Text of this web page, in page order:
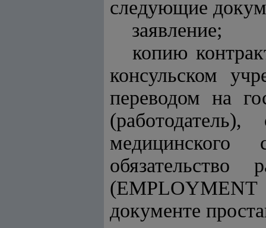
следующие
заявление;
копию
консульском
переводом на
медицинского
документе